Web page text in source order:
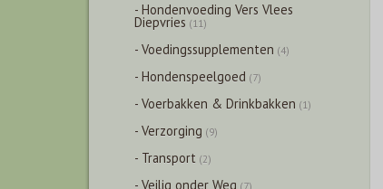
- Hondenvoeding Vers Vlees
Diepvries (11)
- Voedingssupplementen (4)
- Hondenspeelgoed (7)
- Voerbakken & Drinkbakken (1)
- Verzorging (9)
- Transport (2)
- Veilig onder Weg (7)